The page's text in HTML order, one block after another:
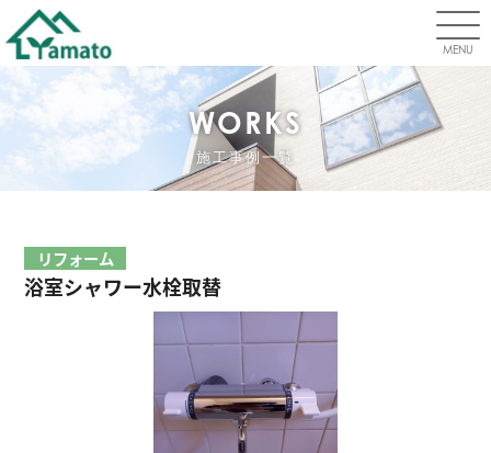
MENU
WORKS
施工事例一覧
リフォーム
浴室シャワー水栓取替